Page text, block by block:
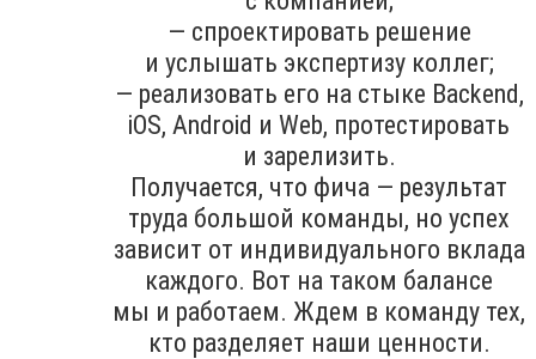
— спроектировать решение
и услышать экспертизу коллег;
— реализовать его на стыке Backend,
iOS, Android и Web, протестировать
и зарелизить.
Получается, что фича — результат
труда большой команды, но успех
зависит от индивидуального вклада
каждого. Вот на таком балансе
мы и работаем. Ждем в команду тех,
кто разделяет наши ценности.